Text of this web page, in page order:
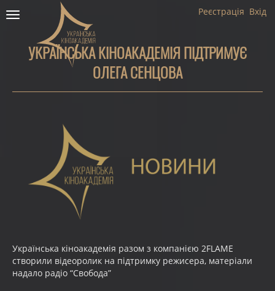
Toggle
navigation
Вхід
Реєстрація
УКРАЇНСЬКА КІНОАКАДЕМІЯ ПІДТРИМУЄ
ОЛЕГА СЕНЦОВА
Українська кіноакадемія разом з компанією 2FLAME
створили відеоролик на підтримку режисера, матеріали
надало радіо “Свобода”